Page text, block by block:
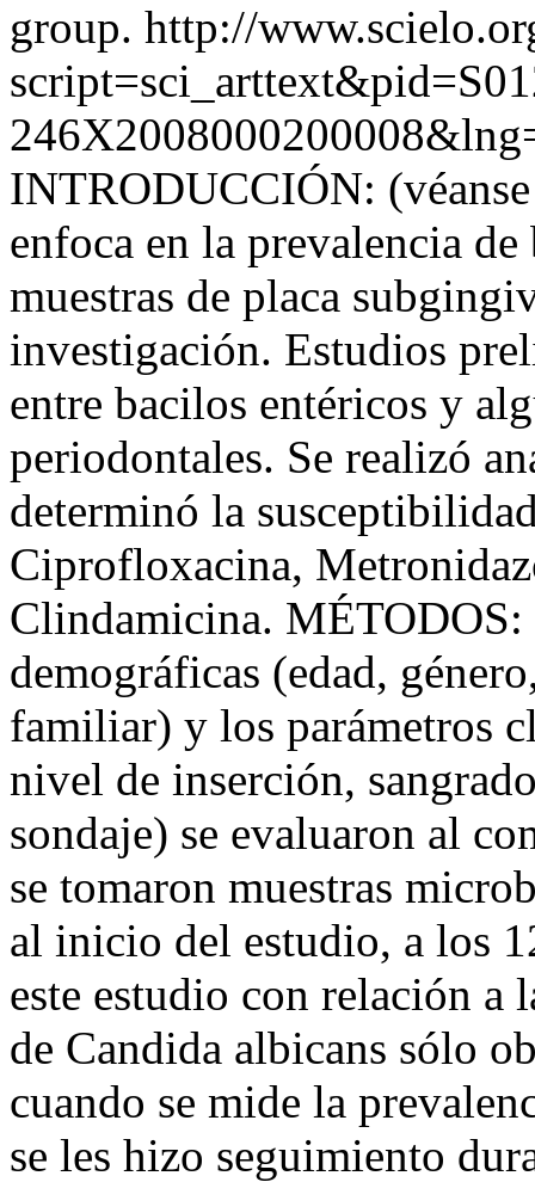
group. http://
INTRODUCCIÓN:
enfoca en la prevalencia
muestras de placa
investigación. Estudios
entre bacilos entéricos y
periodontales. Se realizó
determinó la
Ciprofloxacina,
Clindamicina. MÉTODOS:
demográficas (edad,
familiar) y los parámetros
nivel de inserción,
sondaje) se evaluaron al
se tomaron muestras
al inicio del estudio, a los
este estudio con relación a
de Candida albicans sólo
cuando se mide la
se les hizo seguimiento